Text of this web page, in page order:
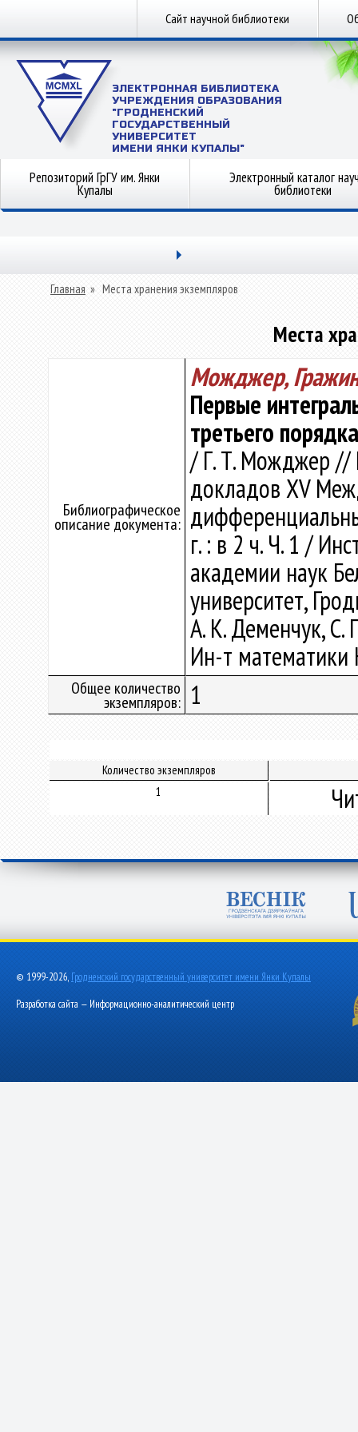
Сайт научной библиотеки
ЭЛЕКТРОННАЯ БИБЛИОТЕКА
УЧРЕЖДЕНИЯ ОБРАЗОВАНИЯ
"ГРОДНЕНСКИЙ
ГОСУДАРСТВЕННЫЙ
УНИВЕРСИТЕТ
ИМЕНИ ЯНКИ КУПАЛЫ"
Репозиторий ГрГУ им. Янки
Купалы
Электронный каталог
библиотеки
Главная » Места хранения экземпляров
Места
Библиографическое
описание документа:
Можджер,
Первые
третьего порядка
/ Г. Т. Можджер //
докладов XV
г. : в 2 ч. Ч. 1 /
академии наук
университет,
А. К. Деменчук, С.
Ин-т математики
Общее количество
экземпляров: 1
Количество экземпляров
1
© 1999-2026, Гродненский государственный университет имени Янки Купалы
Разработка сайта — Информационно-аналитический центр